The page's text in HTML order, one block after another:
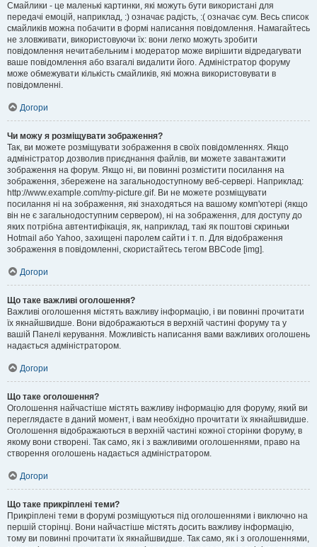
Смайлики - це маленькі картинки, які можуть бути використані для
передачі емоцій, наприклад, :) означає радість, :( означає сум. Весь список
смайликів можна побачити в формі написання повідомлення. Намагайтесь
не зловживати, використовуючи їх: вони легко можуть зробити
повідомлення нечитабельним і модератор може вирішити відредагувати
ваше повідомлення або взагалі видалити його. Адміністратор форуму
може обмежувати кількість смайликів, які можна використовувати в
повідомленні.
Догори
Чи можу я розміщувати зображення?
Так, ви можете розміщувати зображення в своїх повідомленнях. Якщо
адміністратор дозволив приєднання файлів, ви можете завантажити
зображення на форум. Якщо ні, ви повинні розмістити посилання на
зображення, збережене на загальнодоступному веб-сервері. Наприклад:
http://www.example.com/my-picture.gif. Ви не можете розміщувати
посилання ні на зображення, які знаходяться на вашому комп'ютері (якщо
він не є загальнодоступним сервером), ні на зображення, для доступу до
яких потрібна автентифікація, як, наприклад, такі як поштові скриньки
Hotmail або Yahoo, захищені паролем сайти і т. п. Для відображення
зображення в повідомленні, скористайтесь тегом BBCode [img].
Догори
Що таке важливі оголошення?
Важливі оголошення містять важливу інформацію, і ви повинні прочитати
їх якнайшвидше. Вони відображаються в верхній частині форуму та у
вашій Панелі керування. Можливість написання вами важливих оголошень
надається адміністратором.
Догори
Що таке оголошення?
Оголошення найчастіше містять важливу інформацію для форуму, який ви
переглядаєте в даний момент, і вам необхідно прочитати їх якнайшвидше.
Оголошення відображаються в верхній частині кожної сторінки форуму, в
якому вони створені. Так само, як і з важливими оголошеннями, право на
створення оголошень надається адміністратором.
Догори
Що таке прикріплені теми?
Прикріплені теми в форумі розміщуються під оголошеннями і виключно на
першій сторінці. Вони найчастіше містять досить важливу інформацію,
тому ви повинні прочитати їх якнайшвидше. Так само, як і з оголошеннями,